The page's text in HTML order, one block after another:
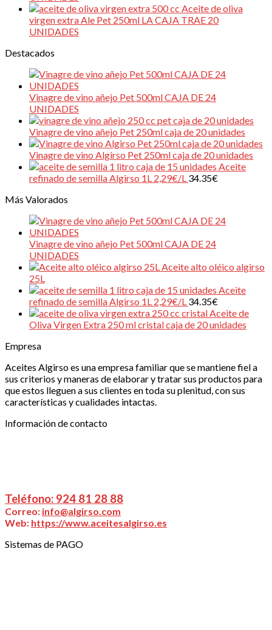
Aceite de oliva
virgen extra Ale Pet 250ml LA CAJA TRAE 20
UNIDADES
Destacados
Vinagre de vino añejo Pet 500ml CAJA DE 24
UNIDADES
Vinagre de vino añejo Pet 250ml caja de 20 unidades
Vinagre de vino Algirso Pet 250ml caja de 20 unidades
Aceite
refinado de semilla Algirso 1L 2,29€/L 34.35€
Más Valorados
Vinagre de vino añejo Pet 500ml CAJA DE 24
UNIDADES
Aceite alto oléico algirso
25L
Aceite
refinado de semilla Algirso 1L 2,29€/L 34.35€
Aceite de
Oliva Virgen Extra 250 ml cristal caja de 20 unidades
Empresa
Aceites Algirso es una empresa familiar que se mantiene fiel a
sus criterios y maneras de elaborar y tratar sus productos para
que estos lleguen a sus clientes en toda su plenitud, con sus
características y cualidades intactas.
Información de contacto
Teléfono: 924 81 28 88
Correo: info@algirso.com
Web: https://www.aceitesalgirso.es
Sistemas de PAGO